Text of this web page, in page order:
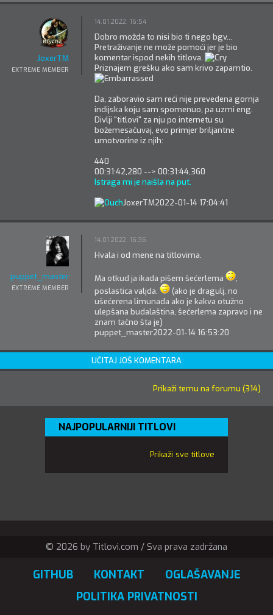
JoxerTM
EXTREME MEMBER
14.01.2022. 16:54
Dobro možda to nisi bio ti nego bgv...
Pretraživanje ne može pomoći jer je bio
komentar ispod nekih titlova.
Priznajem grešku ako sam krivo zapamtio.
Da, zaboravio sam reći nije prevedena gornja
indijska koju sam spomenuo, pa uzmi eng.
Divlji "titlovi" za nju po internetu su
božemesačuvaj, evo primjer briljantne
umotvorine iz njih:
440
00:31:42,280 --> 00:31:44,360
Istraga mi je naišla na put.
JoxerTM2022-01-14 17:04:41
puppet_master
EXTREME MEMBER
14.01.2022. 16:36
Hvala i od mene na titlovima.
Ma otkud ja ikada pišem šećerlema
,
poslastica valjda.
(ako je dragulj, no
ušećerena limunada ako je kakva otužno
ulepšana budalaština, šećerlema zapravo i ne
znam tačno šta je)
puppet_master2022-01-14 16:53:20
UČITAJ JOŠ KOMENTARA
Prikaži temu na forumu (314)
NAJPOPULARNIJI TITLOVI
Prikaži sve titlove
© 2026 by Titlovi.com / Sva prava zadržana
GITHUB KONTAKT
OGLAŠAVANJE
POLITIKA PRIVATNOSTI